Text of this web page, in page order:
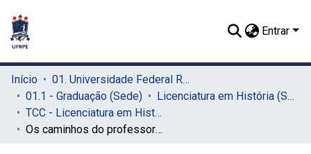
Entrar
Início
01. Universidade Federal Rural de Pernambuco - UFRPE (Sede)
01.1 - Graduação (Sede)
Licenciatura em História (Sede)
TCC - Licenciatura em História (Sede)
Os caminhos do professor encenador: teatro, letramento e ensino de História